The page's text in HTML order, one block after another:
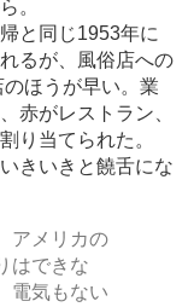
。
と同じ1953年に
るが、風俗店への
ほうが早い。業
赤がレストラン、
り当てられた。
きいきと饒舌にな
アメリカの
はできな
電気もない